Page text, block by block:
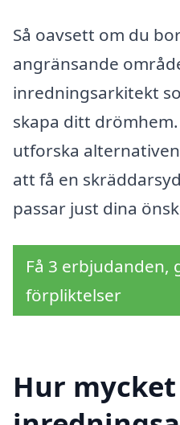
Så oavsett om du
angränsande
inredningsarkitekt
skapa ditt
utforska
att få en
passar just dina
Få 3 erbjudanden,
förpliktelser
Hur